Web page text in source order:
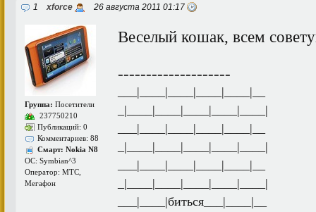
1xforce 26 августа 2011 01:17
Группа: Посетители
237750210
Публикаций: 0
Комментариев: 88
Смарт: Nokia N8
ОС: Symbian^3
Оператор: МТС,
Мегафон
Веселый кошак, всем
--------------------
___|____|____|____|____|__
_|____|____|____|____|____|
___|____|____|____|____|__
_|____|____|____|____|____|
___|____|____|____|____|__
_|____|____|____|____|____|
___|____|биться___|____|__